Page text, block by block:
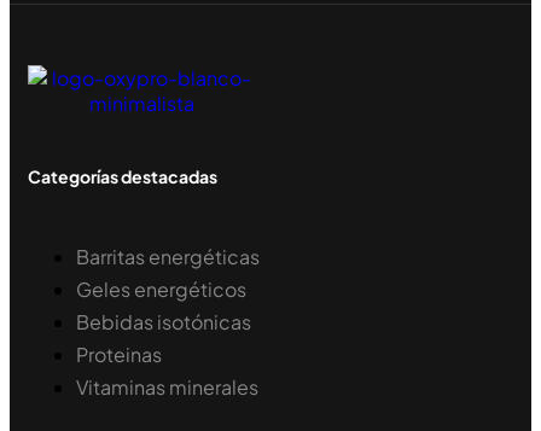
Categorías destacadas
Barritas energéticas
Geles energéticos
Bebidas isotónicas
Proteinas
Vitaminas minerales